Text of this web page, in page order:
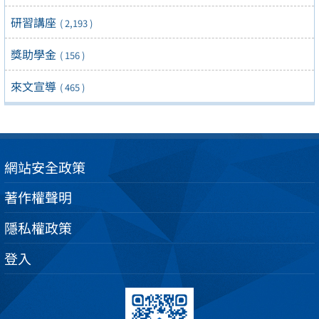
研習講座 ( 2,193 )
獎助學金 ( 156 )
來文宣導 ( 465 )
網站安全政策
著作權聲明
隱私權政策
登入